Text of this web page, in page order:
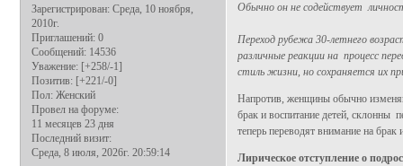
Зарегистрирован: Среда, 10 ноября,
2010г.
Приглашений: 0
Сообщений: 14536
Уважение: [+258/-1]
Позитив: [+221/-0]
Пол: Женский
Провел на форуме:
11 месяцев 23 дня
Последний визит:
Среда, 8 июля, 2026г. 20:59:14
Обычно он не содействует
Переход рубежа 30-летнего
различные реакции на процесс
стиль жизни, но сохраняется их
Напротив, женщины обычно
брак и воспитание детей, склонны
теперь переводят внимание на
Лирическое отступление о